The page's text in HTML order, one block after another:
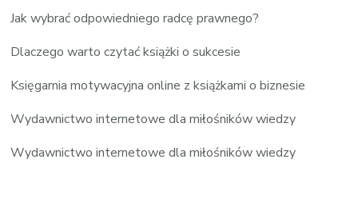
Jak wybrać odpowiedniego radcę prawnego?
Dlaczego warto czytać książki o sukcesie
Księgarnia motywacyjna online z książkami o biznesie
Wydawnictwo internetowe dla miłośników wiedzy
Wydawnictwo internetowe dla miłośników wiedzy